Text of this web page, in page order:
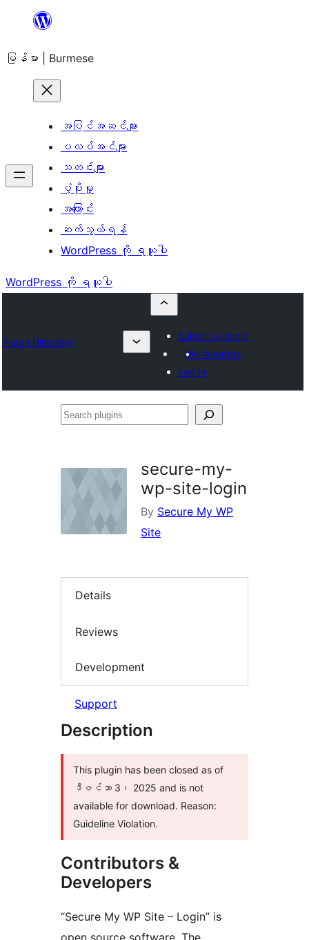
အကြောင်းအရာ
ကျော်သွား
မြန်မာ | Burmese
အပြင်အဆင်များ
ပလပ်အင်များ
သတင်းများ
ပံ့ပိုးမှု
အကြောင်း
ဆက်သွယ်ရန်
WordPress ကို ရယူပါ
WordPress ကို ရယူပါ
Plugin Directory
Submit a plugin
My favorites
Log in
Search
secure-my-
wp-site-login
By Secure My WP
Site
Details
Reviews
Development
Support
Description
This plugin has been closed as of
ဒီဇင်ဘာ 3၊ 2025 and is not
available for download. Reason:
Guideline Violation.
Contributors &
Developers
“Secure My WP Site – Login” is
open source software. The